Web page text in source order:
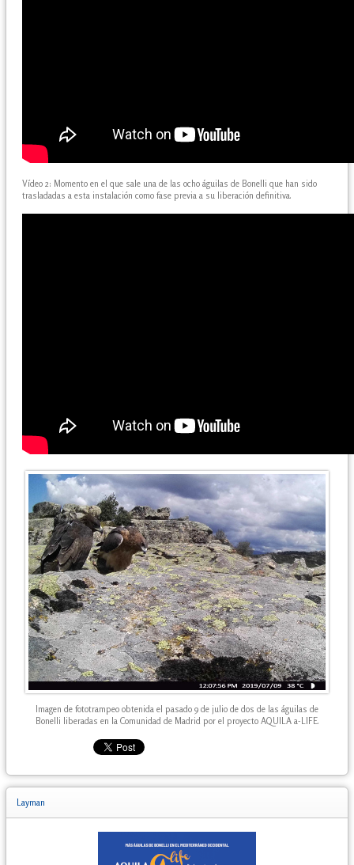
Vídeo 2: Momento en el que sale una de las ocho águilas de Bonelli que han sido
trasladadas a esta instalación como fase previa a su liberación definitiva.
Imagen de fototrampeo obtenida el pasado 9 de julio de dos de las águilas de
Bonelli liberadas en la Comunidad de Madrid por el proyecto AQUILA a-LIFE.
Layman